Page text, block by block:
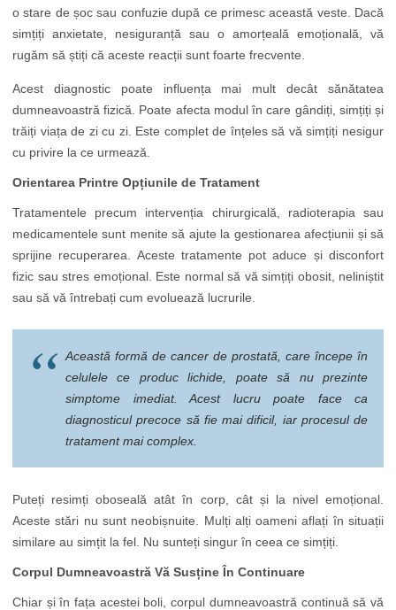
o stare de șoc sau confuzie după ce primesc această veste. Dacă
simțiți anxietate, nesiguranță sau o amorțeală emoțională, vă
rugăm să știți că aceste reacții sunt foarte frecvente.
Acest diagnostic poate influența mai mult decât sănătatea
dumneavoastră fizică. Poate afecta modul în care gândiți, simțiți și
trăiți viața de zi cu zi. Este complet de înțeles să vă simțiți nesigur
cu privire la ce urmează.
Orientarea Printre Opțiunile de Tratament
Tratamentele precum intervenția chirurgicală, radioterapia sau
medicamentele sunt menite să ajute la gestionarea afecțiunii și să
sprijine recuperarea. Aceste tratamente pot aduce și disconfort
fizic sau stres emoțional. Este normal să vă simțiți obosit, neliniștit
sau să vă întrebați cum evoluează lucrurile.
Această formă de cancer de prostată, care începe în
celulele ce produc lichide, poate să nu prezinte
simptome imediat. Acest lucru poate face ca
diagnosticul precoce să fie mai dificil, iar procesul de
tratament mai complex.
Puteți resimți oboseală atât în corp, cât și la nivel emoțional.
Aceste stări nu sunt neobișnuite. Mulți alți oameni aflați în situații
similare au simțit la fel. Nu sunteți singur în ceea ce simțiți.
Corpul Dumneavoastră Vă Susține În Continuare
Chiar și în fața acestei boli, corpul dumneavoastră continuă să vă